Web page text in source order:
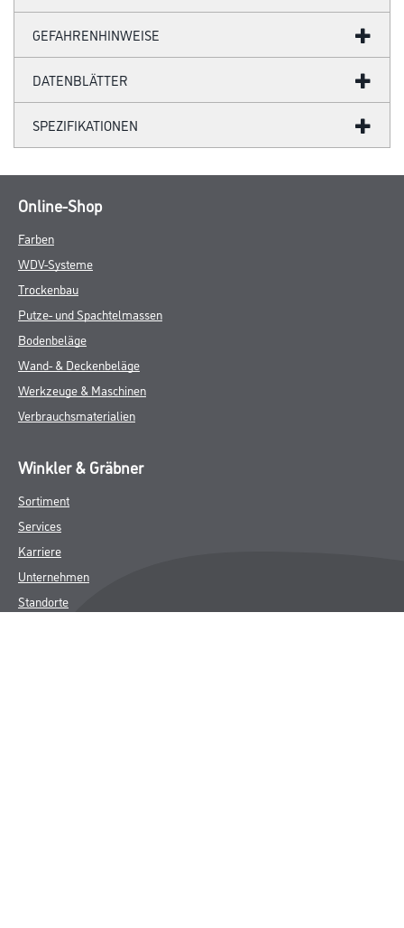
GEFAHRENHINWEISE
DATENBLÄTTER
SPEZIFIKATIONEN
Online-Shop
Farben
WDV-Systeme
Trockenbau
Putze- und Spachtelmassen
Bodenbeläge
Wand- & Deckenbeläge
Werkzeuge & Maschinen
Verbrauchsmaterialien
Winkler & Gräbner
Sortiment
Services
Karriere
Unternehmen
Standorte